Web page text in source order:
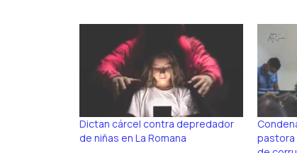
Dictan cárcel contra depredador
de niñas en La Romana
pastora